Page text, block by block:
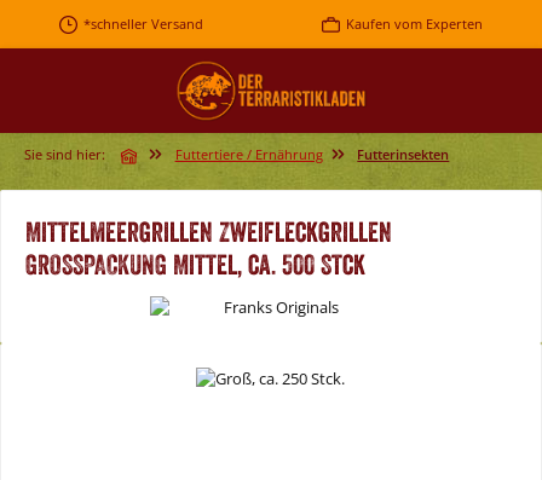
Zum Hauptinhalt springen
*schneller Versand Kaufen vom Experten
Sie sind hier: Futtertiere / Ernährung Futterinsekten
Mittelmeergrillen Zweifleckgrillen
GROSSPACKUNG Mittel, ca. 500 Stck
Bildergalerie überspringen